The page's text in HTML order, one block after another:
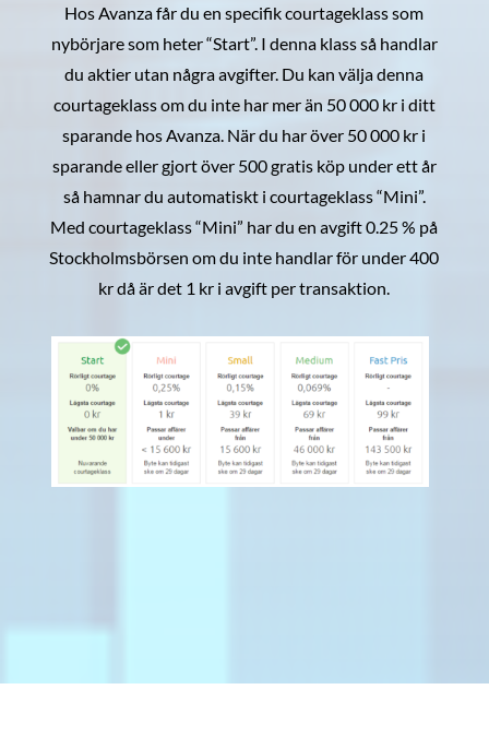
Hos Avanza får du en specifik courtageklass som
nybörjare som heter “Start”. I denna klass så handlar
du aktier utan några avgifter. Du kan välja denna
courtageklass om du inte har mer än 50 000 kr i ditt
sparande hos Avanza. När du har över 50 000 kr i
sparande eller gjort över 500 gratis köp under ett år
så hamnar du automatiskt i courtageklass “Mini”.
Med courtageklass “Mini” har du en avgift 0.25 % på
Stockholmsbörsen om du inte handlar för under 400
kr då är det 1 kr i avgift per transaktion.